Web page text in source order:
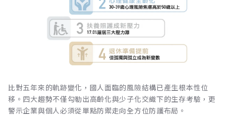
比對五年來的軌跡變化，國人面臨的風險結構已產生根本性位
移。四大趨勢不僅勾勒出高齡化與少子化交織下的生存考驗，更
警示企業與個人必須從單點防禦走向全方位防護布局。